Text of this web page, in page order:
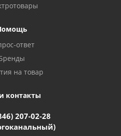
2. ТЦ "Акчарлак"
13
14
ответ
на товар
контакты
207-02-28